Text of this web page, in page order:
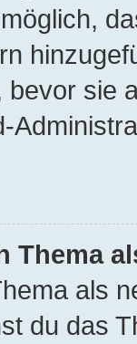
sie
Thema
als
du das